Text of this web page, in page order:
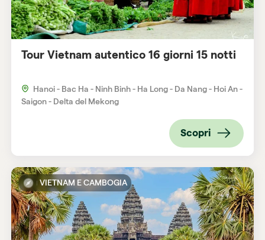
Tour Vietnam autentico 16 giorni 15 notti
Hanoi - Bac Ha - Ninh Binh - Ha Long - Da Nang - Hoi An -
Saigon - Delta del Mekong
Scopri
VIETNAM E CAMBOGIA